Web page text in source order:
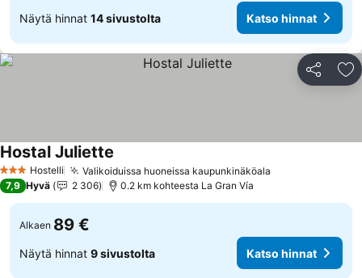
Näytä hinnat 14 sivustolta Katso hinnat
Jaa
3 Tähtiluokitus
Hostelli Valikoiduissa huoneissa kaupunkinäköala
Hostal Juliette
7,9 Hyvä 2 306 0.2 km kohteesta La Gran Vía
Alkaen 89 €
Näytä hinnat 9 sivustolta Katso hinnat